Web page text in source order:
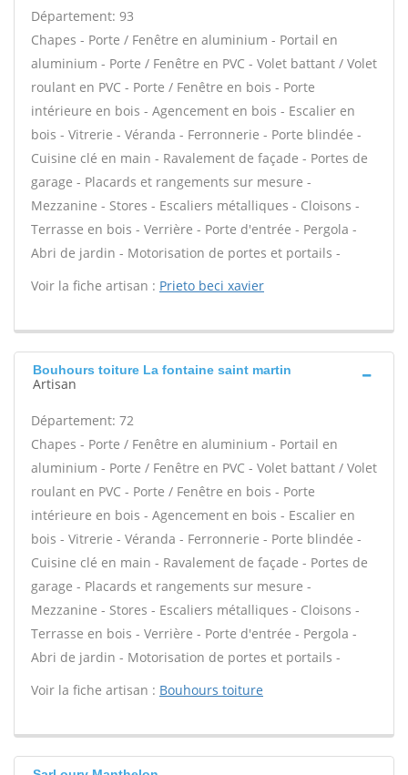
Département: 93
Chapes - Porte / Fenêtre en aluminium - Portail en
aluminium - Porte / Fenêtre en PVC - Volet battant / Volet
roulant en PVC - Porte / Fenêtre en bois - Porte
intérieure en bois - Agencement en bois - Escalier en
bois - Vitrerie - Véranda - Ferronnerie - Porte blindée -
Cuisine clé en main - Ravalement de façade - Portes de
garage - Placards et rangements sur mesure -
Mezzanine - Stores - Escaliers métalliques - Cloisons -
Terrasse en bois - Verrière - Porte d'entrée - Pergola -
Abri de jardin - Motorisation de portes et portails -
Voir la fiche artisan : Prieto beci xavier
Bouhours toiture La fontaine saint martin
Artisan
Département: 72
Chapes - Porte / Fenêtre en aluminium - Portail en
aluminium - Porte / Fenêtre en PVC - Volet battant / Volet
roulant en PVC - Porte / Fenêtre en bois - Porte
intérieure en bois - Agencement en bois - Escalier en
bois - Vitrerie - Véranda - Ferronnerie - Porte blindée -
Cuisine clé en main - Ravalement de façade - Portes de
garage - Placards et rangements sur mesure -
Mezzanine - Stores - Escaliers métalliques - Cloisons -
Terrasse en bois - Verrière - Porte d'entrée - Pergola -
Abri de jardin - Motorisation de portes et portails -
Voir la fiche artisan : Bouhours toiture